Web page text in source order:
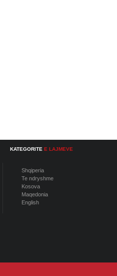
KATEGORITE E LAJMEVE
Shqiperia
Te ndryshme
Kosova
Maqedonia
English